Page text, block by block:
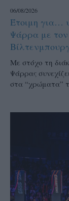
06/08/2026
Έτοιμη για…
Ψάρρα με
Mε στόχο τη
Ψάρρας
στα “χρώματα”